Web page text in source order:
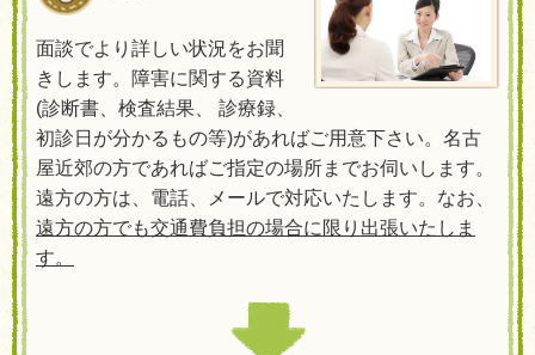
面談でより詳しい状況をお聞
きします。障害に関する資料
(診断書、検査結果、 診療録、
初診日が分かるもの等)があればご用意下さい。名古
屋近郊の方であればご指定の場所までお伺いします。
遠方の方は、電話、メールで対応いたします。なお、
遠方の方でも交通費負担の場合に限り出張いたしま
す。